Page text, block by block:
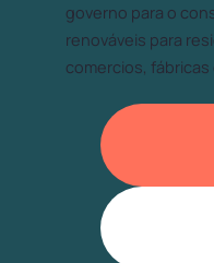
governo para o
renováveis para
comercios, fábricas